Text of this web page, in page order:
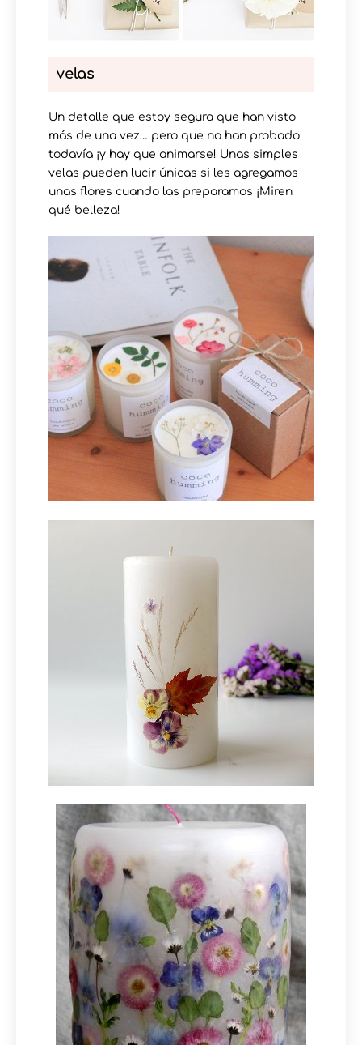
velas
Un detalle que estoy segura que han visto
más de una vez… pero que no han probado
todavía ¡y hay que animarse! Unas simples
velas pueden lucir únicas si les agregamos
unas flores cuando las preparamos ¡Miren
qué belleza!